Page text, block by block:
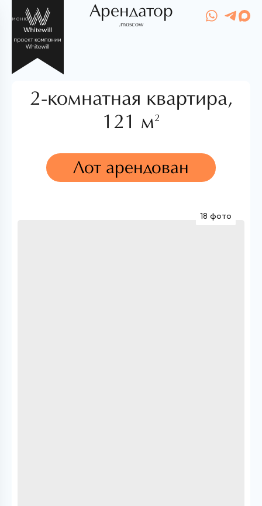
меню Арендатор
.moscow
2-комнатная квартира,
121 м2
Лот арендован
18 фото